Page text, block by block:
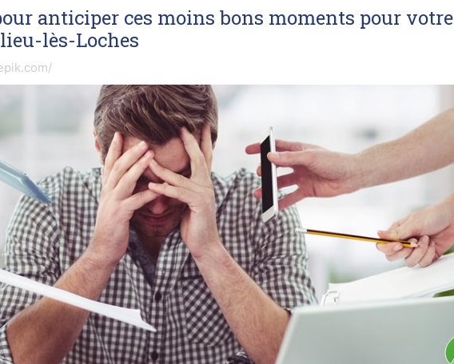
anticiper ces moins bons moments pour votre
lès-Loches